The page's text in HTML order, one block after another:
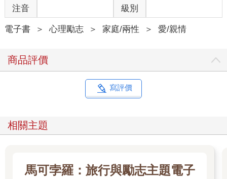
近年來的醫學研究讓我們更清楚認識一件事，那就是母親與
孩子在新生兒期到嬰幼兒期緊密深切的關係，是孩子健全成長不
可或缺的要素。這樣的關係不僅與心理社會有關，也是哺乳類動
與人際關係的品質產生作用，對於身體健康或智力，以及社會的
發展、抗壓能力，乃至於在養兒育女或與伴侶的關係上，一生當
中都持續著無法估計的影響。
然 而若要論及父親，那麼同樣的前提便無法成立，必須一直
會停止成長，連生命都會有危險。已經有許多的數據資料顯示，
產素系統這種依附架構的關係。
注音 級別
電子書 ＞ 心理勵志 ＞ 家庭/兩性 ＞ 愛/親情
商品評價
寫評價
相關主題
馬可孛羅：旅行與勵志主題電子